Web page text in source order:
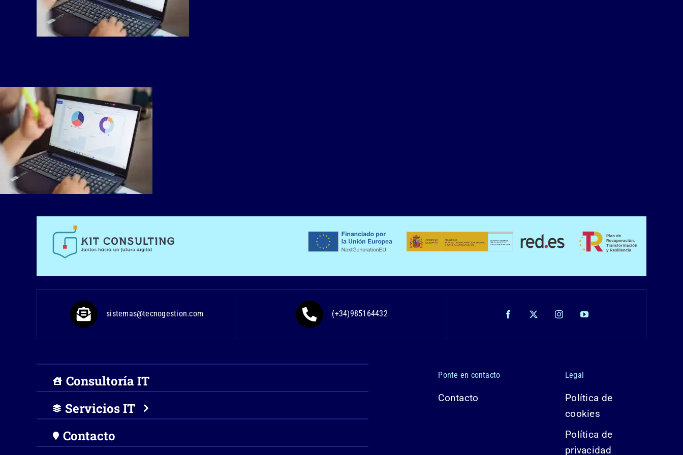
sistemas@tecnogestion.com (+34)985164432
Consultoría IT
Servicios IT
Contacto
Ponte en contacto
Contacto
Legal
Política de
cookies
Política de
privacidad